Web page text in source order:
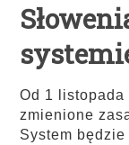
Od 1 listopada
zmienione
System